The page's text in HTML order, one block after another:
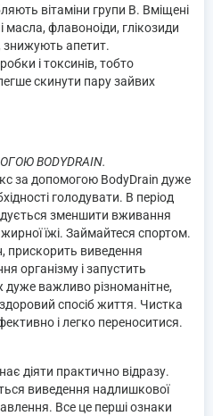
вітаміни групи В. Вміщені
масла, флавоноіди, глікозиди
апетит.
і токсинів, тобто
скинути пару зайвих
BODYDRAIN.
за допомогою BodyDrain дуже
голодувати. В період
зменшити вживання
їжі. Займайтеся спортом.
прискорить виведення
організму і запустить
важливо різноманітне,
спосіб життя. Чистка
і легко переноситися.
діяти практично відразу.
виведення надлишкової
Все це перші ознаки